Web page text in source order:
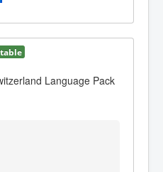
Language Pack